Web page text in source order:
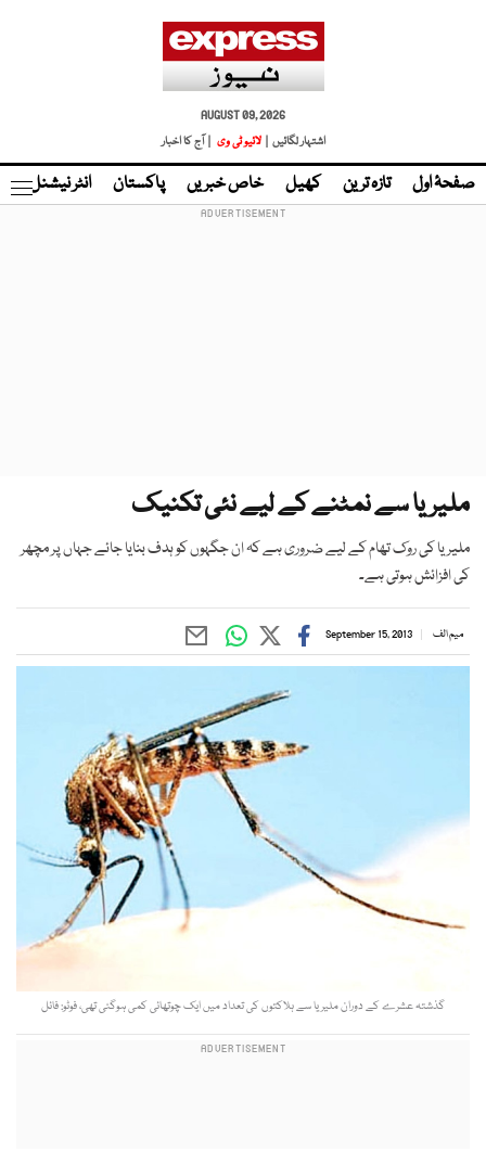
AUGUST 09, 2026
اشتہار لگائیں |
لائیو ٹی وی | آج کا اخبار
صفحۂ اول تازہ ترین کھیل خاص خبریں پاکستان انٹر نیشنل
ملیریا سے نمٹنے کے لیے نئی تکنیک
ملیریا کی روک تھام کے لیے ضروری ہے کہ ان جگہوں کو ہدف بنایا جائے جہاں پر مچھر
کی افزائش ہوتی ہے۔
میم الف September 15, 2013
گذشتہ عشرے کے دوران ملیریا سے ہلاکتوں کی تعداد میں ایک چوتھائی کمی ہوگئی تھی، فوٹو: فائل